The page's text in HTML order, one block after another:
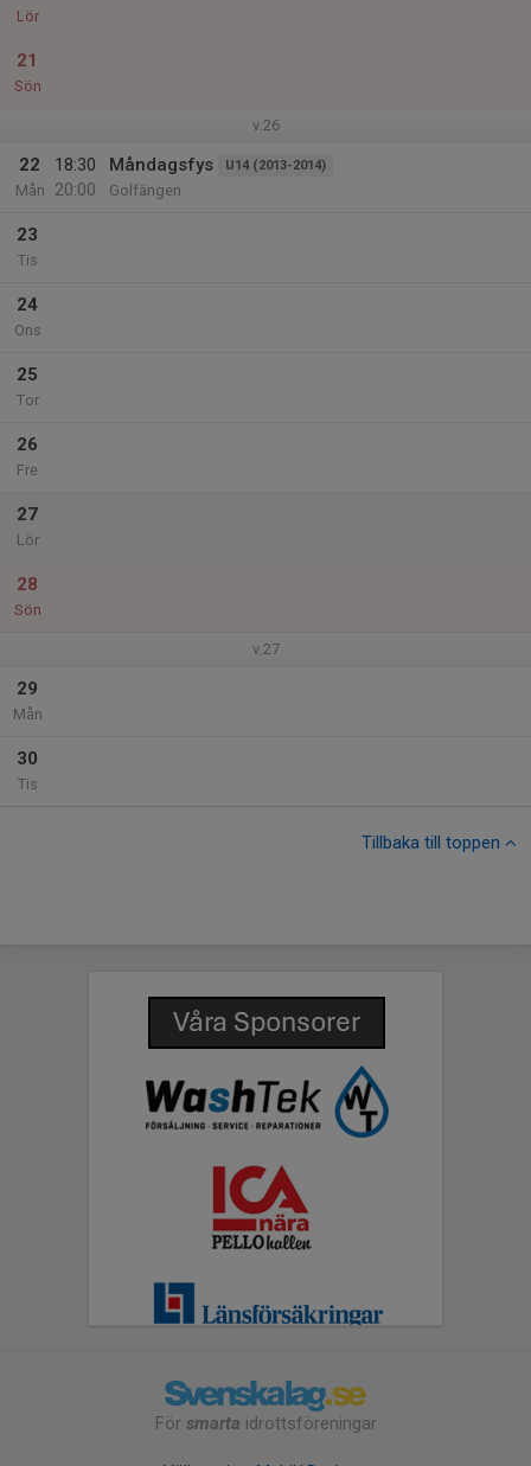
Lör
21
Sön
v.26
22
Mån
18:30
20:00
Måndagsfys U14 (2013-2014)
Golfängen
23
Tis
24
Ons
25
Tor
26
Fre
27
Lör
28
Sön
v.27
29
Mån
30
Tis
Tillbaka till toppen
För smarta idrottsföreningar